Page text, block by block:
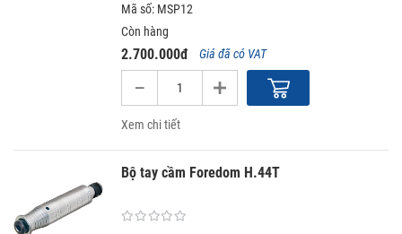
Mã số: MSP12
Còn hàng
2.700.000đ Giá đã có VAT
Xem chi tiết
Bộ tay cầm Foredom H.44T